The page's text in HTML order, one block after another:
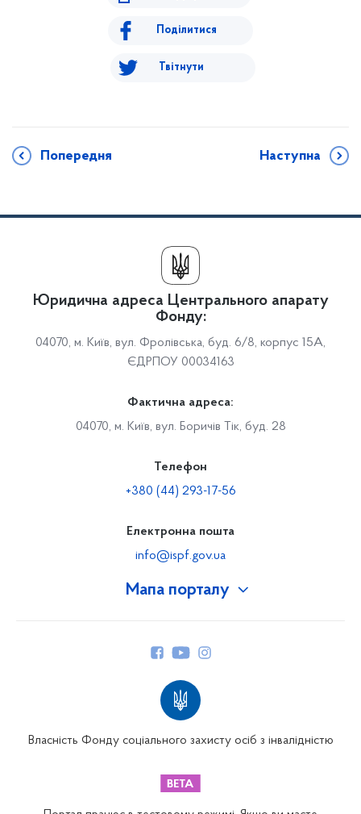
Поділитися
Твітнути
Попередня Наступна
Мапа порталу
Юридична адреса Центрального апарату
Фонду:
04070, м. Київ, вул. Фролівська, буд. 6/8, корпус 15А,
ЄДРПОУ 00034163
Фактична адреса:
04070, м. Київ, вул. Боричів Тік, буд. 28
Телефон
+380 (44) 293-17-56
Електронна пошта
info@ispf.gov.ua
Власність Фонду соціального захисту осіб з інвалідністю